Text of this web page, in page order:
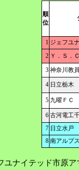
順
位
1 ジェフユ
2 Ｙ．Ｓ．
3 神奈川教員
4 日立栃木
5 九曜ＦＣ
6 古河電工
7 日立水戸
8 南アルプ
ユナイテッド市原ア